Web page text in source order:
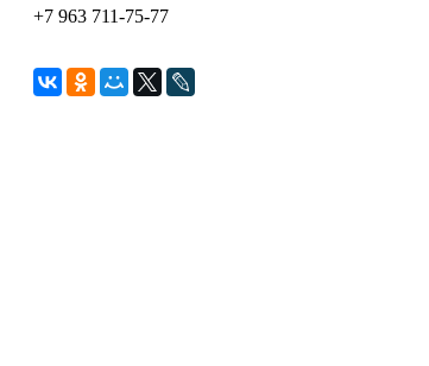
+7 963 711-75-77